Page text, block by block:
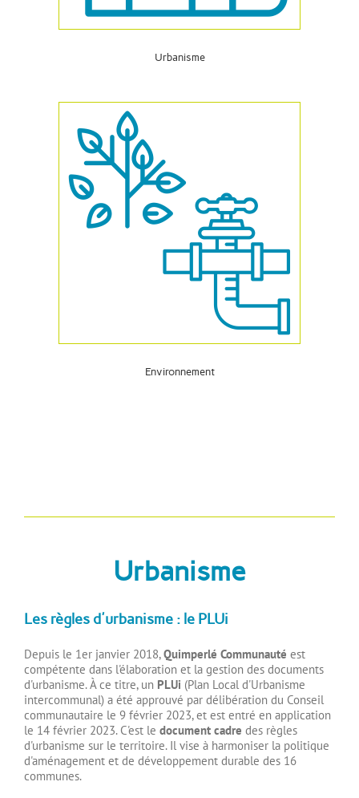
Urbanisme
Environnement
Urbanisme
Les règles d'urbanisme : le PLUi
Depuis le 1er janvier 2018,Quimperlé Communauté est
compétente dans l'élaboration et la gestion des documents
d'urbanisme. À ce titre, un PLUi (Plan Local d'Urbanisme
intercommunal) a été approuvé par délibération du Conseil
communautaire le 9 février 2023, et est entré en application
le 14 février 2023. C'est le document cadre des règles
d'urbanisme sur le territoire. Il vise à harmoniser la politique
d'aménagement et de développement durable des 16
communes.